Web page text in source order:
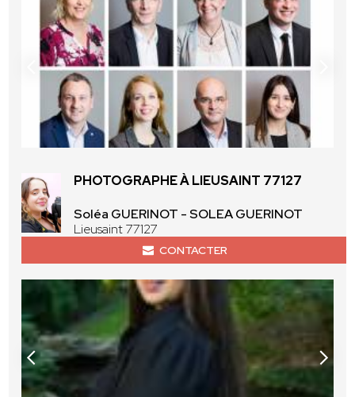
PHOTOGRAPHE À LIEUSAINT 77127
Soléa GUERINOT - SOLEA GUERINOT
Lieusaint 77127
CONTACTER